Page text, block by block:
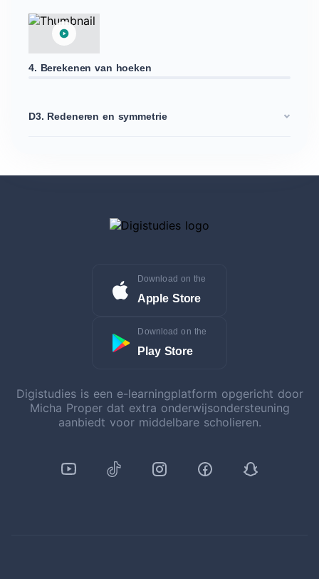
4. Berekenen van hoeken
D3. Redeneren en symmetrie
Download on the
Apple Store
Download on the
Play Store
Digistudies is een e-learningplatform opgericht door
Micha Proper dat extra onderwijsondersteuning
aanbiedt voor middelbare scholieren.